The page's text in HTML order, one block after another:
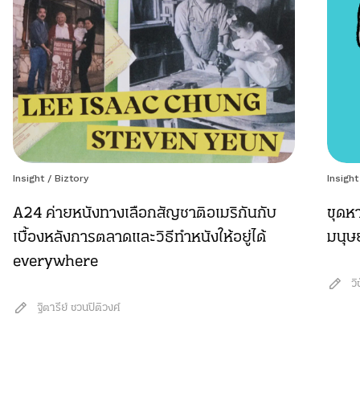
Insight / Biztory
A24 ค่ายหนังทางเลือกสัญชาติอเมริกันกับ
เบื้องหลังการตลาดและวิธีทำหนังให้อยู่ได้
everywhere
ฐิตารีย์ ชวนปิติวงศ์
Insight
ขุดห
มนุษ